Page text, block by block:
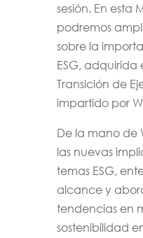
sesión. En esta
podremos
sobre la
ESG, adquirida
Transición de
impartido por
De la mano de
las nuevas
temas ESG,
alcance y
tendencias en
sostenibilidad